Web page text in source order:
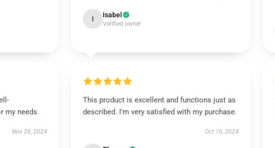
I Isabel
Verified owner
my needs.
Nov 28, 2024
This product is excellent and functions just as
described. I'm very satisfied with my purchase.
Oct 16, 2024